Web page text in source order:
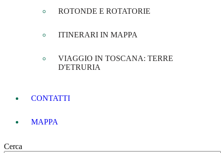
ROTONDE E ROTATORIE
ITINERARI IN MAPPA
VIAGGIO IN TOSCANA: TERRE
D'ETRURIA
CONTATTI
MAPPA
Cerca